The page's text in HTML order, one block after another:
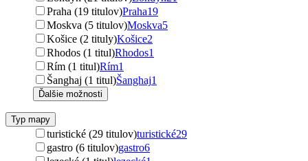
Praha (19 titulov)Praha19
Moskva (5 titulov)Moskva5
Košice (2 tituly)Košice2
Rhodos (1 titul)Rhodos1
Rím (1 titul)Rím1
Šanghaj (1 titul)Šanghaj1
Ďalšie možnosti
Typ mapy
turistické (29 titulov)turistické29
gastro (6 titulov)gastro6